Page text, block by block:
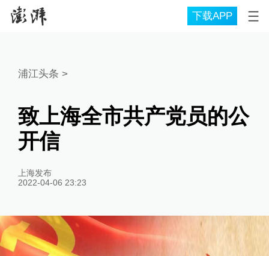
下载APP
浦江头条 >
致上海全市共产党员的公
开信
上海发布
2022-04-06 23:23